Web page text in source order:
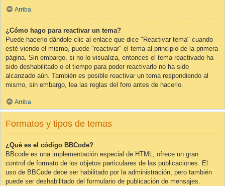
Arriba
¿Cómo hago para reactivar un tema?
Puede hacerlo dándole clic al enlace que dice "Reactivar tema" cuando
esté viendo el mismo, puede "reactivar" el tema al principio de la primera
página. Sin embargo, si no lo visualiza, entonces el tema reactivado ha
sido deshabilitado o el tiempo para poder reactivarlo no ha sido
alcanzado aún. También es posible reactivar un tema respondiendo al
mismo, sin embargo, lea las reglas del foro antes de hacerlo.
Arriba
Formatos y tipos de temas
¿Qué es el código BBCode?
BBcode es una implementación especial de HTML, ofrece un gran
control de formato de los objetos particulares de las publicaciones. El
uso de BBCode debe ser habilitado por la administración, pero también
puede ser deshabilitado del formulario de publicación de mensajes.